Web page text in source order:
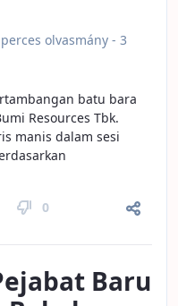
olvasmány - 3
batu bara
Resources Tbk.
manis dalam sesi
0
Baru